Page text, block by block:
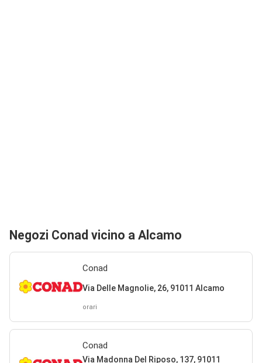
Negozi Conad vicino a Alcamo
Conad
Via Delle Magnolie, 26, 91011 Alcamo
orari
Conad
Via Madonna Del Riposo, 137, 91011